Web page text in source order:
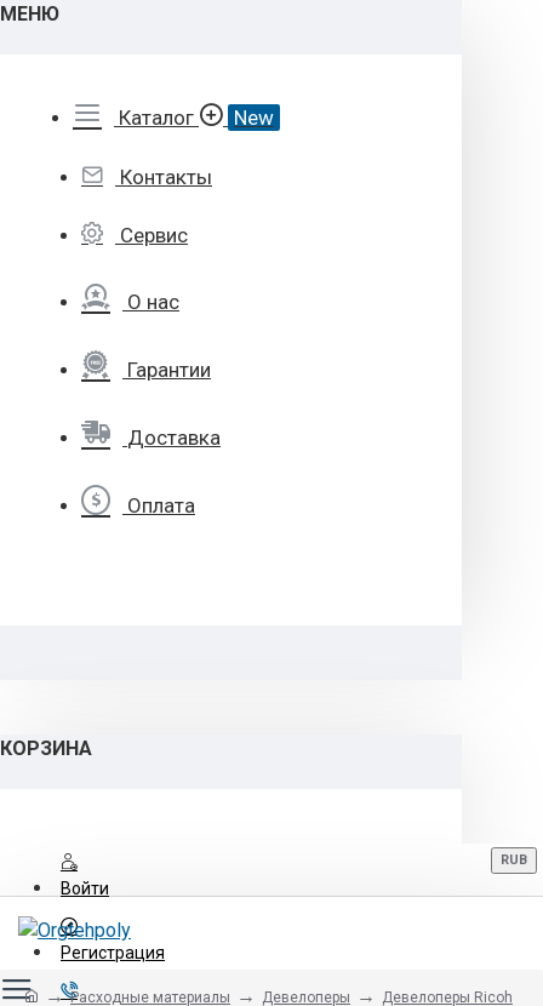
МЕНЮ
Каталог New
Контакты
Сервис
О нас
Гарантии
Доставка
Оплата
КОРЗИНА
Войти
Регистрация
RUB
Расходные материалы Девелоперы
Девелоперы Ricoh